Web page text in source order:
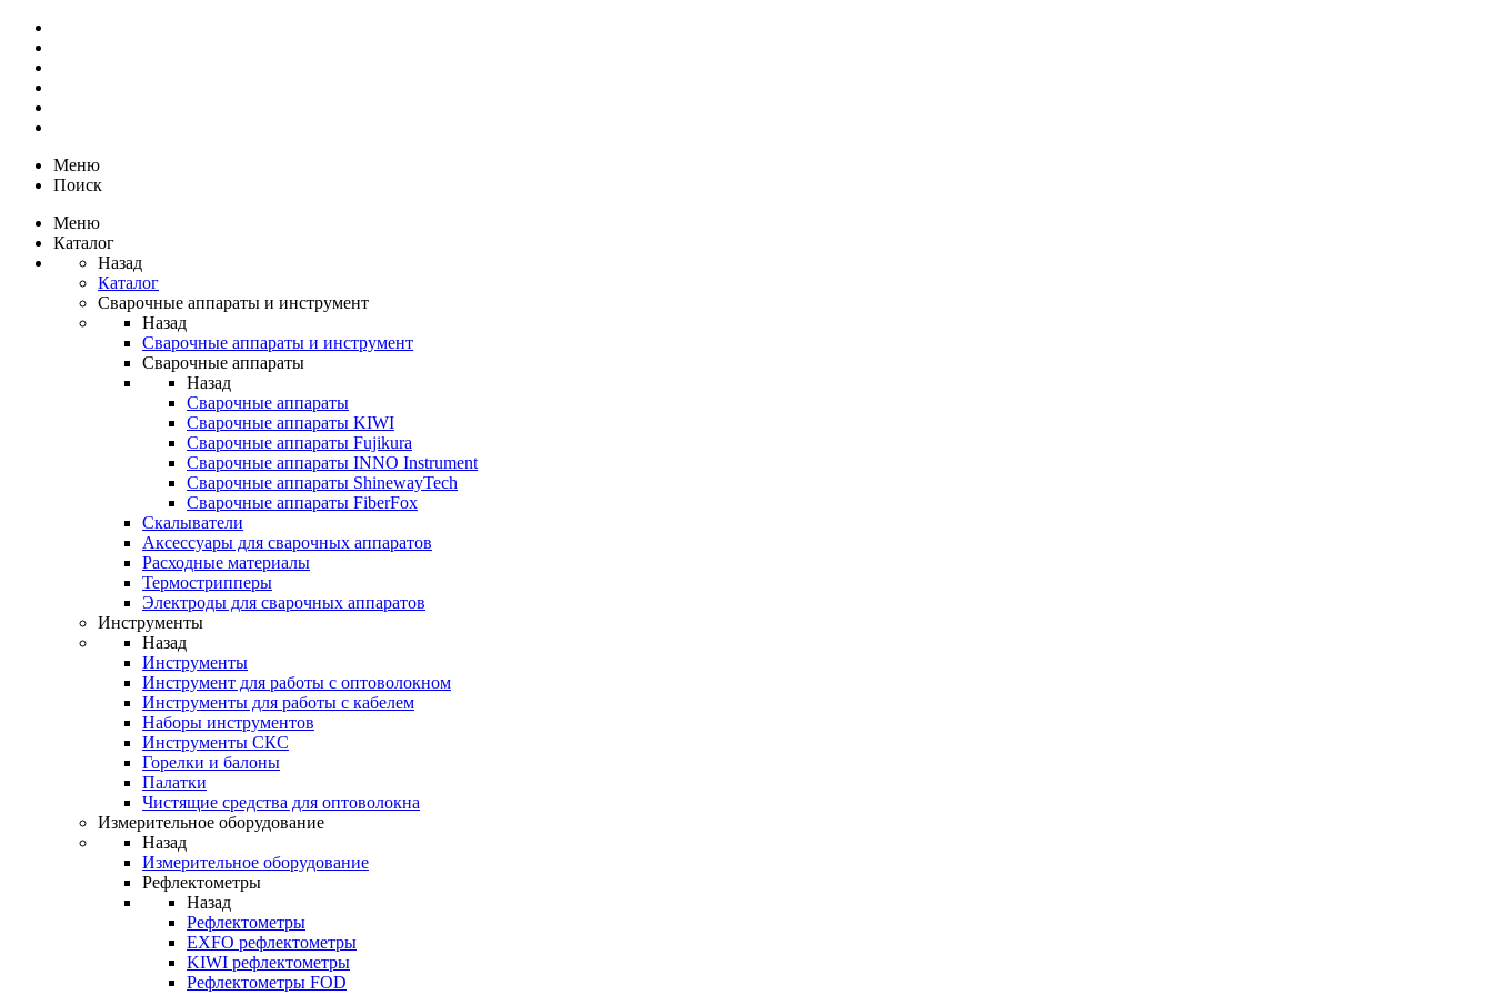
Меню
Поиск
Меню
Каталог
Назад
Каталог
Сварочные аппараты и инструмент
Назад
Сварочные аппараты и инструмент
Сварочные аппараты
Назад
Сварочные аппараты
Сварочные аппараты KIWI
Сварочные аппараты Fujikura
Сварочные аппараты INNO Instrument
Сварочные аппараты ShinewayTech
Cварочные аппараты FiberFox
Скалыватели
Аксессуары для сварочных аппаратов
Расходные материалы
Термострипперы
Электроды для сварочных аппаратов
Инструменты
Назад
Инструменты
Инструмент для работы с оптоволокном
Инструменты для работы с кабелем
Наборы инструментов
Инструменты СКС
Горелки и балоны
Палатки
Чистящие средства для оптоволокна
Измерительное оборудование
Назад
Измерительное оборудование
Рефлектометры
Назад
Рефлектометры
EXFO рефлектометры
KIWI рефлектометры
Рефлектометры FOD